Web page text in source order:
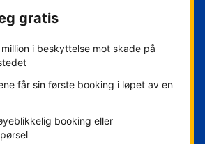
gratis
i beskyttelse mot skade på
får sin første booking i løpet av en
booking eller